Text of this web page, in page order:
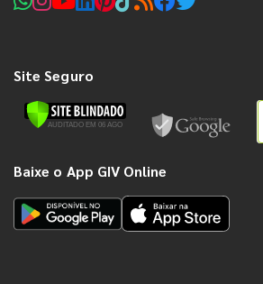
Site Seguro
Baixe o App GIV Online